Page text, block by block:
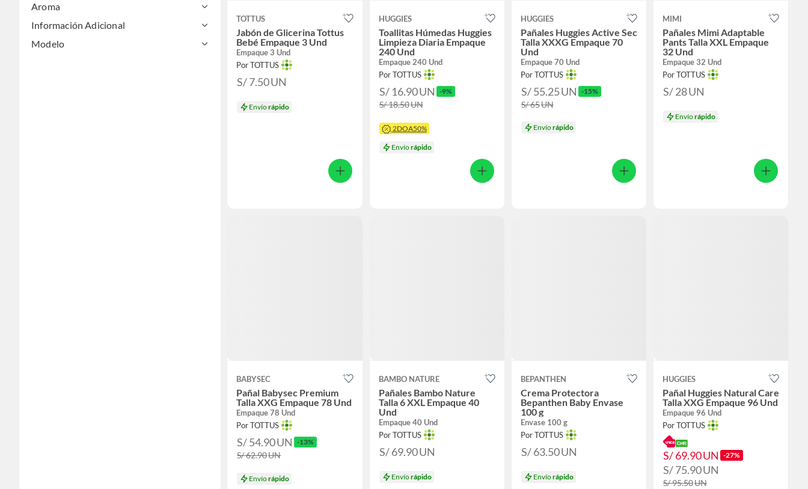
Aroma
Información Adicional
Modelo
TOTTUS
Jabón de Glicerina Tottus
Bebé Empaque 3 Und
Empaque 3 Und
Por TOTTUS
S/ 7.50UN
Envíorápido
HUGGIES
Toallitas Húmedas Huggies
Limpieza Diaria Empaque
240 Und
Empaque 240 Und
Por TOTTUS
S/ 16.90UN -9%
S/ 18.50UN
2DOA50%
Envíorápido
HUGGIES
Pañales Huggies Active Sec
Talla XXXG Empaque 70
Und
Empaque 70 Und
Por TOTTUS
S/ 55.25UN -15%
S/ 65UN
Envíorápido
MIMI
Pañales Mimi Adaptable
Pants Talla XXL Empaque
32 Und
Empaque 32 Und
Por TOTTUS
S/ 28UN
Envíorápido
BABYSEC
Pañal Babysec Premium
Talla XXG Empaque 78 Und
Empaque 78 Und
Por TOTTUS
S/ 54.90UN -13%
S/ 62.90UN
Envíorápido
BAMBO NATURE
Pañales Bambo Nature
Talla 6 XXL Empaque 40
Und
Empaque 40 Und
Por TOTTUS
S/ 69.90UN
Envíorápido
BEPANTHEN
Crema Protectora
Bepanthen Baby Envase
100 g
Envase 100 g
Por TOTTUS
S/ 63.50UN
Envíorápido
HUGGIES
Pañal Huggies Natural Care
Talla XXG Empaque 96 Und
Empaque 96 Und
Por TOTTUS
S/ 69.90UN -27%
S/ 75.90UN
S/ 95.50UN